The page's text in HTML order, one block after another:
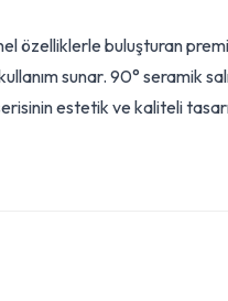
özelliklerle buluşturan
sunar. 90° seramik
estetik ve kaliteli